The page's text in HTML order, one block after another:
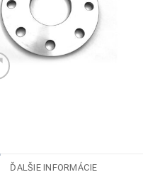
ĎALŠIE INFORMÁCIE